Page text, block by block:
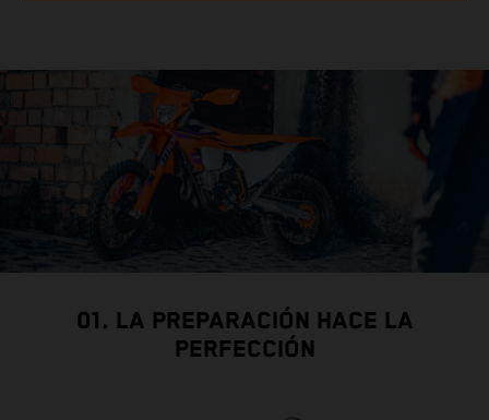
01. LA PREPARACIÓN HACE LA
PERFECCIÓN